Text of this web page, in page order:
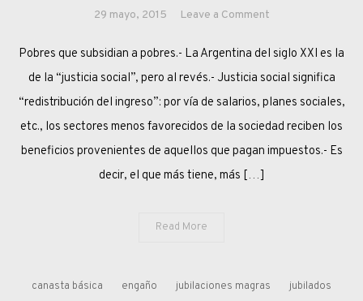
29 mayo, 2015 Leave a Commenton
ARGENTINA
DE
“HOOD
Pobres que subsidian a pobres.- La Argentina del siglo XXI es la
de la “justicia social”, pero al revés.- Justicia social significa
“redistribución del ingreso”: por vía de salarios, planes sociales,
etc., los sectores menos favorecidos de la sociedad reciben los
beneficios provenientes de aquellos que pagan impuestos.- Es
decir, el que más tiene, más […]
Read More
canasta básica engaño jubilaciones magras jubilados